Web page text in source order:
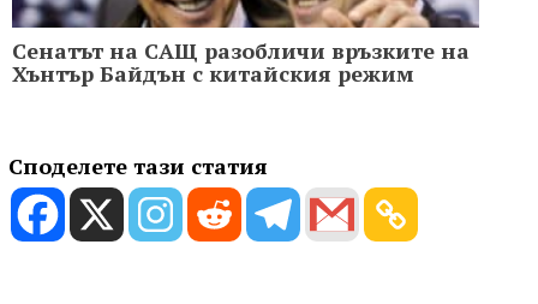
Сенатът на САЩ разобличи връзките на
Хънтър Байдън с китайския режим
Споделете тази статия